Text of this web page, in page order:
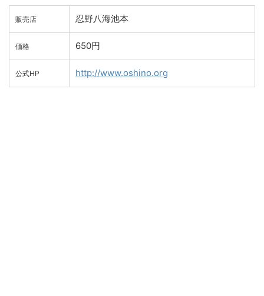
販売店 忍野八海池本
価格 650円
公式HP http://www.oshino.org